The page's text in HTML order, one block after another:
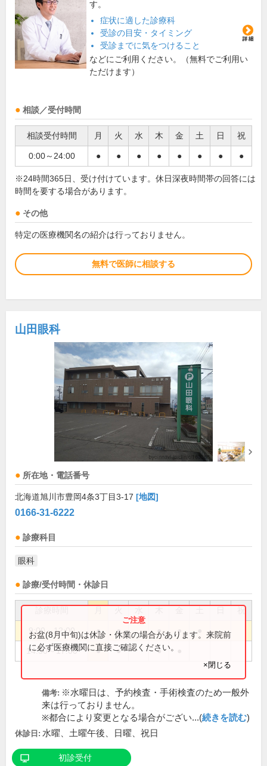
す。
症状に適した診療科
受診の目安・タイミング
受診までに気をつけること
などにご利用ください。（無料でご利用い
ただけます）
相談／受付時間
相談受付時間 月 火 水 木 金 土 日 祝
0:00～24:00 ● ● ● ● ● ● ● ●
※24時間365日、受け付けています。休日深夜時間帯の回答には
時間を要する場合があります。
その他
特定の医療機関名の紹介は行っておりません。
無料で医師に相談する
山田眼科
所在地・電話番号
北海道旭川市豊岡4条3丁目3-17 [地図]
0166-31-6222
診療科目
眼科
診療/受付時間・休診日
祝
9:00～12:00 ● ● ● ●
14:30～17:00 ● ● ●
お盆(8月中旬)は休診・休業の場合があります。来院前
に必ず医療機関に直接ご確認ください。
×閉じる
備考: ※水曜日は、予約検査・手術検査のため一般外
来は行っておりません。
※都合により変更となる場合がござい...(続きを読む)
休診日: 水曜、土曜午後、日曜、祝日
初診受付